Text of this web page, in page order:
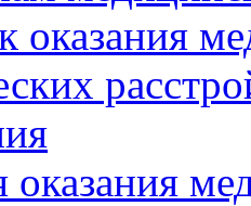
оказания
оказания